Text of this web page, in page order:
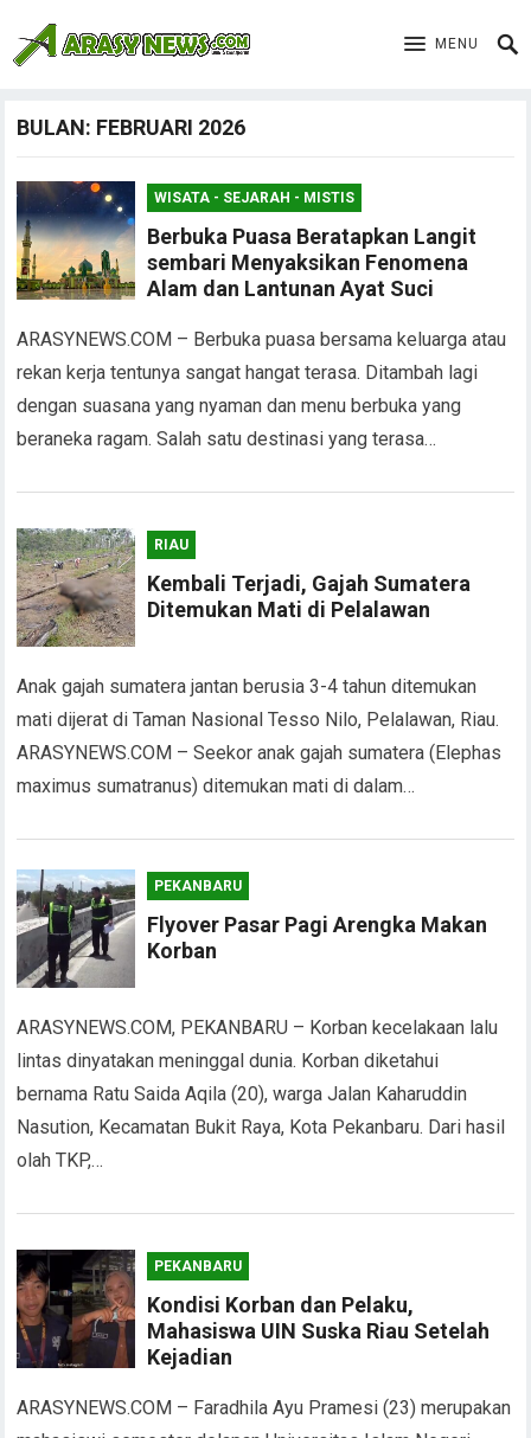
MENU
BULAN: FEBRUARI 2026
WISATA - SEJARAH - MISTIS
Berbuka Puasa Beratapkan Langit
sembari Menyaksikan Fenomena
Alam dan Lantunan Ayat Suci
ARASYNEWS.COM – Berbuka puasa bersama keluarga atau
rekan kerja tentunya sangat hangat terasa. Ditambah lagi
dengan suasana yang nyaman dan menu berbuka yang
beraneka ragam. Salah satu destinasi yang terasa…
RIAU
Kembali Terjadi, Gajah Sumatera
Ditemukan Mati di Pelalawan
Anak gajah sumatera jantan berusia 3-4 tahun ditemukan
mati dijerat di Taman Nasional Tesso Nilo, Pelalawan, Riau.
ARASYNEWS.COM – Seekor anak gajah sumatera (Elephas
maximus sumatranus) ditemukan mati di dalam…
PEKANBARU
Flyover Pasar Pagi Arengka Makan
Korban
ARASYNEWS.COM, PEKANBARU – Korban kecelakaan lalu
lintas dinyatakan meninggal dunia. Korban diketahui
bernama Ratu Saida Aqila (20), warga Jalan Kaharuddin
Nasution, Kecamatan Bukit Raya, Kota Pekanbaru. Dari hasil
olah TKP,…
PEKANBARU
Kondisi Korban dan Pelaku,
Mahasiswa UIN Suska Riau Setelah
Kejadian
ARASYNEWS.COM – Faradhila Ayu Pramesi (23) merupakan